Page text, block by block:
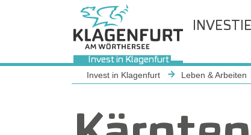
Invest in Klagenfurt
Invest in Klagenfurt Leben & Arbeiten